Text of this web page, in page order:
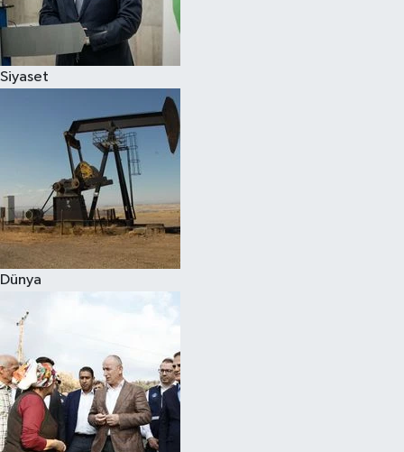
Siyaset
Dünya
Spor
Çocuk
Eğitim
Hava Durumu
Kadın
Kültür Sanat
Sağlık
Siyaset